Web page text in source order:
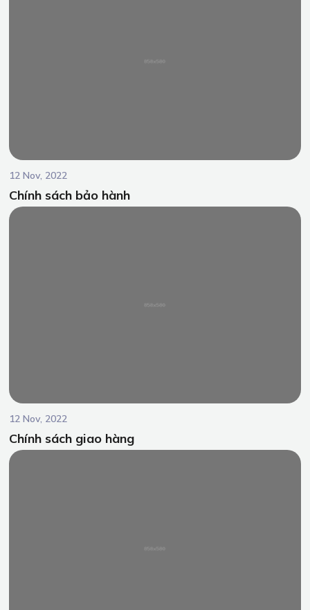
12 Nov, 2022
Chính sách bảo hành
12 Nov, 2022
Chính sách giao hàng